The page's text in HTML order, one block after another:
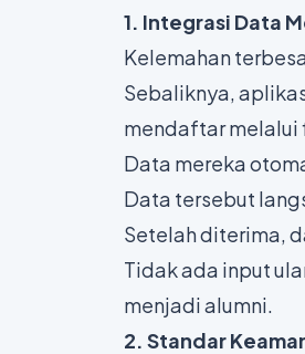
1. Integrasi Data
Kelemahan
Sebaliknya,
mendaftar melalui
Data mereka
Data tersebut
Setelah diterima,
Tidak ada input
menjadi alumni.
2. Standar